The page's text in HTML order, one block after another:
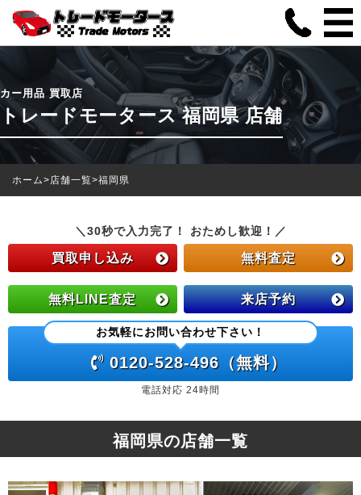
カー用品 買取店
トレードモータース 福岡県 店舗
ホーム>店舗一覧>福岡県
＼30秒で入力完了！ おためし歓迎！／
買取申し込み 無料査定
無料LINE査定 来店予約
お気軽にお問い合わせ下さい！
0120-528-496（無料）
電話対応 24時間
福岡県の店舗一覧